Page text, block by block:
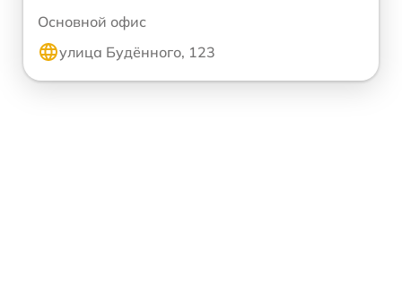
Основной офис
улица Будённого, 123